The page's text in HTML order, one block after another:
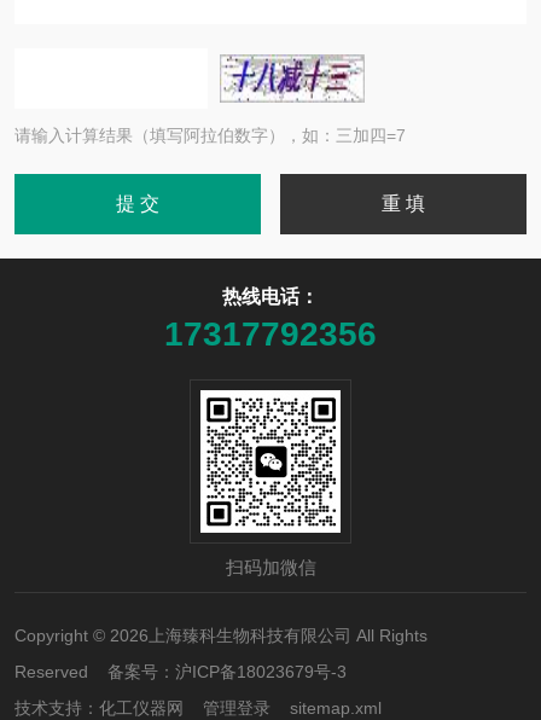
请输入计算结果（填写阿拉伯数字），如：三加四=7
热线电话：
17317792356
扫码加微信
Copyright © 2026上海臻科生物科技有限公司 All Rights
Reserved 备案号： 沪ICP备18023679号-3
技术支持： 化工仪器网 管理登录 sitemap.xml